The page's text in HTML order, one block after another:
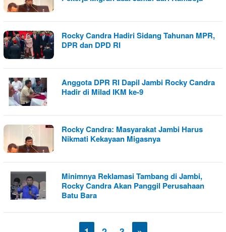
Rocky Candra Hadiri Sidang Tahunan MPR,
DPR dan DPD RI
Anggota DPR RI Dapil Jambi Rocky Candra
Hadir di Milad IKM ke-9
Rocky Candra: Masyarakat Jambi Harus
Nikmati Kekayaan Migasnya
Minimnya Reklamasi Tambang di Jambi,
Rocky Candra Akan Panggil Perusahaan
Batu Bara